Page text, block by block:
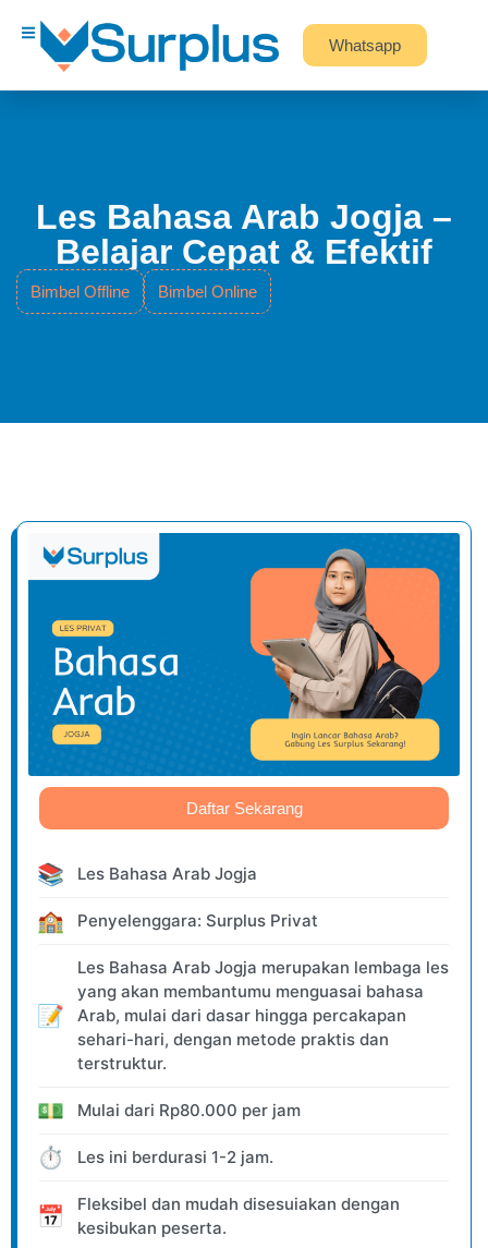
Whatsapp
Les Bahasa Arab Jogja –
Belajar Cepat & Efektif
Bimbel Offline Bimbel Online
Daftar Sekarang
📚 Les Bahasa Arab Jogja
🏫 Penyelenggara: Surplus Privat
📝
Les Bahasa Arab Jogja merupakan lembaga les
yang akan membantumu menguasai bahasa
Arab, mulai dari dasar hingga percakapan
sehari-hari, dengan metode praktis dan
terstruktur.
💵 Mulai dari Rp80.000 per jam
⏱️ Les ini berdurasi 1-2 jam.
📅
Fleksibel dan mudah disesuiakan dengan
kesibukan peserta.